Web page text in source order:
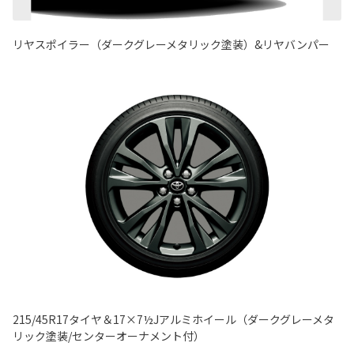
リヤスポイラー（ダークグレーメタリック塗装）&リヤバンパー
215/45R17タイヤ＆17×7½Jアルミホイール（ダークグレーメタ
リック塗装/センターオーナメント付）